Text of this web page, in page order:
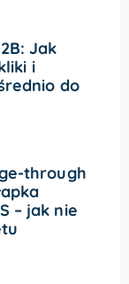
Jak
i
do
through
– jak nie